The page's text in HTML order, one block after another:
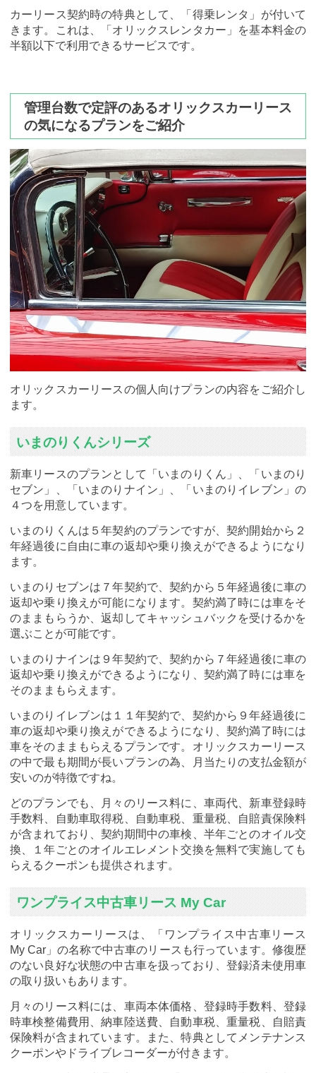
カーリース契約時の特典として、「得乗レンタ」が付いて
きます。これは、「オリックスレンタカー」を基本料金の
半額以下で利用できるサービスです。
管理台数で定評のあるオリックスカーリース
の気になるプランをご紹介
オリックスカーリースの個人向けプランの内容をご紹介し
ます。
いまのりくんシリーズ
新車リースのプランとして「いまのりくん」、「いまのり
セブン」、「いまのりナイン」、「いまのりイレブン」の
４つを用意しています。
いまのりくんは５年契約のプランですが、契約開始から２
年経過後に自由に車の返却や乗り換えができるようになり
ます。
いまのりセブンは７年契約で、契約から５年経過後に車の
返却や乗り換えが可能になります。契約満了時には車をそ
のままもらうか、返却してキャッシュバックを受けるかを
選ぶことが可能です。
いまのりナインは９年契約で、契約から７年経過後に車の
返却や乗り換えができるようになり、契約満了時には車を
そのままもらえます。
いまのりイレブンは１１年契約で、契約から９年経過後に
車の返却や乗り換えができるようになり、契約満了時には
車をそのままもらえるプランです。オリックスカーリース
の中で最も期間が長いプランの為、月当たりの支払金額が
安いのが特徴ですね。
どのプランでも、月々のリース料に、車両代、新車登録時
手数料、自動車取得税、自動車税、重量税、自賠責保険料
が含まれており、契約期間中の車検、半年ごとのオイル交
換、１年ごとのオイルエレメント交換を無料で実施しても
らえるクーポンも提供されます。
ワンプライス中古車リース My Car
オリックスカーリースは、「ワンプライス中古車リース
My Car」の名称で中古車のリースも行っています。修復歴
のない良好な状態の中古車を扱っており、登録済未使用車
の取り扱いもあります。
月々のリース料には、車両本体価格、登録時手数料、登録
時車検整備費用、納車陸送費、自動車税、重量税、自賠責
保険料が含まれています。また、特典としてメンテナンス
クーポンやドライブレコーダーが付きます。